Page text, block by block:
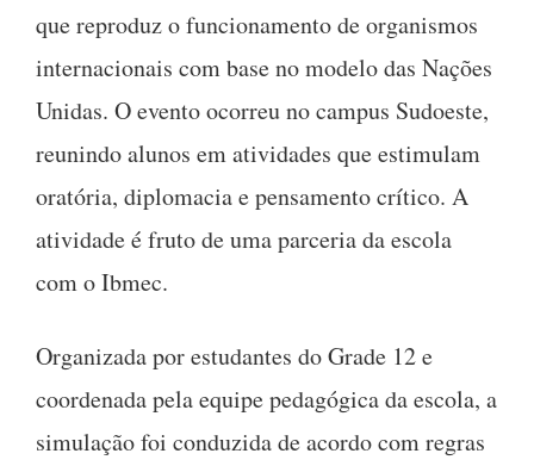
que reproduz o funcionamento de organismos
internacionais com base no modelo das Nações
Unidas. O evento ocorreu no campus Sudoeste,
reunindo alunos em atividades que estimulam
oratória, diplomacia e pensamento crítico. A
atividade é fruto de uma parceria da escola
com o Ibmec.
Organizada por estudantes do Grade 12 e
coordenada pela equipe pedagógica da escola, a
simulação foi conduzida de acordo com regras